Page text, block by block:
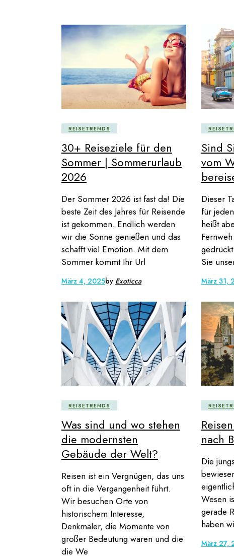
REISETRENDS
30+ Reiseziele für den
Sommer | Sommerurlaub
2026
Der Sommer 2026 ist fast da! Die
beste Zeit des Jahres für Reisende
ist gekommen. Endlich werden
wir die Sonne genießen und das
schafft viel Emotion. Mit dem
Sommer kommt Ihr Url
März 4, 2025by Exoticca
Sind
vom
Dieser
für
heißt
Sie
März 31,
REISETRENDS
Was sind und wo stehen
die modernsten
Gebäude der Welt?
Reisen ist ein Vergnügen, das uns
oft in die Vergangenheit führt.
Wir besuchen Orte von
historischem Interesse,
Denkmäler, die Momente von
großer Bedeutung waren und die
die We
nach
Die
Wesen
gerade
haben
März 27,